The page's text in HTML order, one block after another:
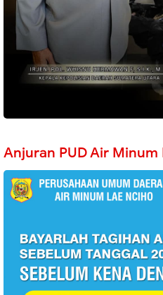
Anjuran PUD Air Minum